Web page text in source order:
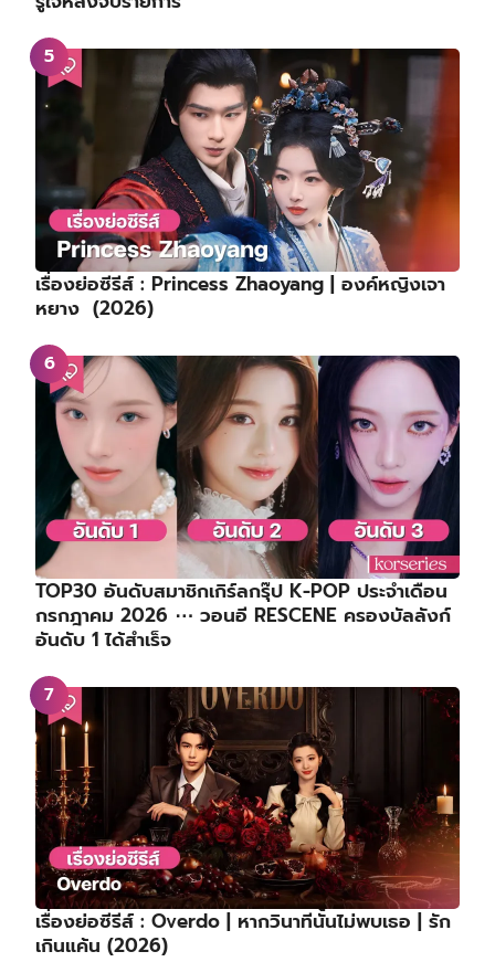
เรื่องย่อซีรีส์ : Princess Zhaoyang | องค์หญิงเจา
หยาง (2026)
TOP30 อันดับสมาชิกเกิร์ลกรุ๊ป K-POP ประจำเดือน
กรกฎาคม 2026 ⋯ วอนอี RESCENE ครองบัลลังก์
อันดับ 1 ได้สำเร็จ
เรื่องย่อซีรีส์ : Overdo | หากวินาทีนั้นไม่พบเธอ | รัก
เกินแค้น (2026)